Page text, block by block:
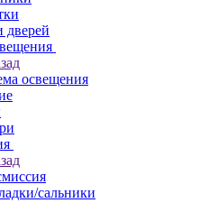
дверей
освещения
сальники